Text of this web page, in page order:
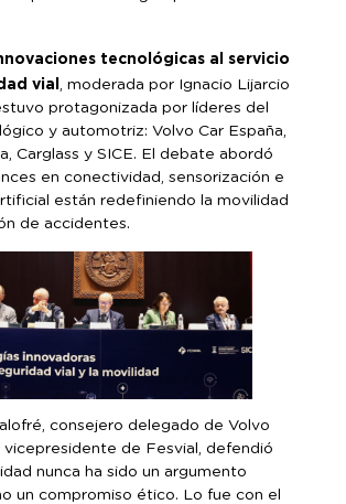
tecnológicas al servicio
vial , moderada por Ignacio Lijarcio
protagonizada por líderes del
y automotriz: Volvo Car España,
Carglass y SICE. El debate abordó
en conectividad, sensorización e
están redefiniendo la movilidad
de accidentes.
consejero delegado de Volvo
vicepresidente de Fesvial, defendió
nunca ha sido un argumento
un compromiso ético. Lo fue con el